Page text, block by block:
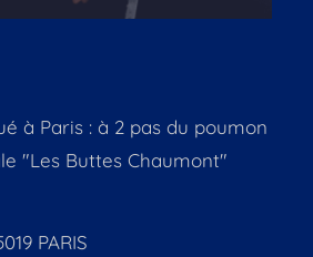
à Paris : à 2 pas du poumon
"Les Buttes Chaumont"
PARIS